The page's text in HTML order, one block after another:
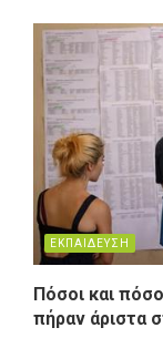
ΕΚΠΑΙΔΕΥΣΗ
Πόσοι και
πήραν άριστα